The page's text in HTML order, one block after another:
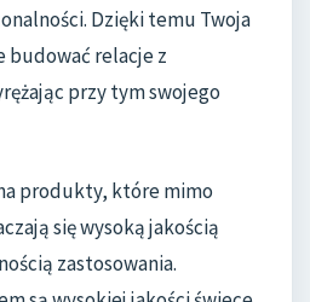
Dzięki temu Twoja
budować relacje z
przy tym swojego
produkty, które mimo
się wysoką jakością
zastosowania.